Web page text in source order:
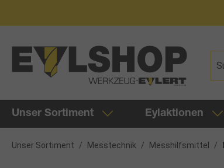
Unser Sortiment Eylaktionen
Unser Sortiment / Messtechnik / Messhilfsmittel /